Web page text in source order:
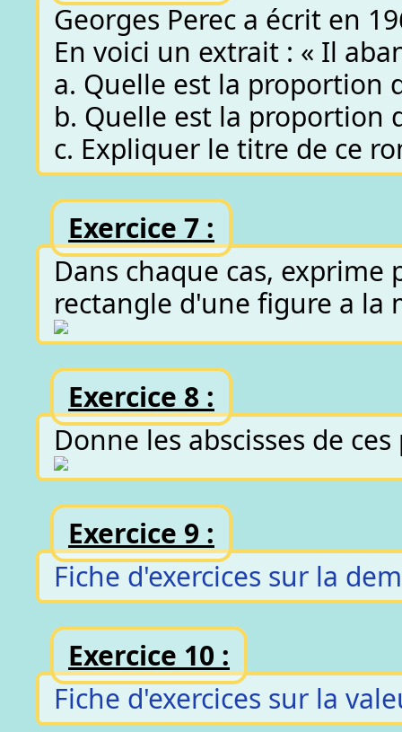
Georges Perec a écrit en
En voici un extrait : « Il
a. Quelle est la proportion
b. Quelle est la proportion
c. Expliquer le titre de ce
Exercice 7 :
Dans chaque cas,
rectangle d'une figure a la
Exercice 8 :
Donne les abscisses de
Exercice 9 :
Fiche d'exercices sur la
Exercice 10 :
Fiche d'exercices sur la